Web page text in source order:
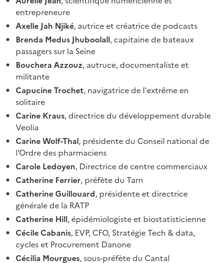
entrepreneure
Axelle Jah Njiké, autrice et créatrice de podcasts
Brenda Medus Jhuboolall, capitaine de bateaux
passagers sur la Seine
Bouchera Azzouz, autruce, documentaliste et
militante
Capucine Trochet, navigatrice de l'extrême en
solitaire
Carine Kraus, directrice du développement durable
Veolia
Carine Wolf-Thal, présidente du Conseil national de
l’Ordre des pharmaciens
Carole Ledoyen, Directrice de centre commerciaux
Catherine Ferrier, préfète du Tarn
Catherine Guillouard, présidente et directrice
générale de la RATP
Catherine Hill, épidémiologiste et biostatisticienne
Cécile Cabanis, EVP, CFO, Stratégie Tech & data,
cycles et Procurement Danone
Cécilia Mourgues, sous-préfète du Cantal